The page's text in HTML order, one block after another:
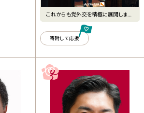
これからも党外交を積極に展開しま
す。
寄附して応援